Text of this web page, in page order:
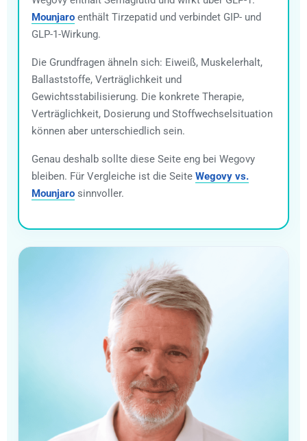
Mounjaro enthält Tirzepatid und verbindet GIP- und
GLP-1-Wirkung.
Die Grundfragen ähneln sich: Eiweiß, Muskelerhalt,
Ballaststoffe, Verträglichkeit und
Gewichtsstabilisierung. Die konkrete Therapie,
Verträglichkeit, Dosierung und Stoffwechselsituation
können aber unterschiedlich sein.
Genau deshalb sollte diese Seite eng bei Wegovy
bleiben. Für Vergleiche ist die Seite Wegovy vs.
Mounjaro sinnvoller.